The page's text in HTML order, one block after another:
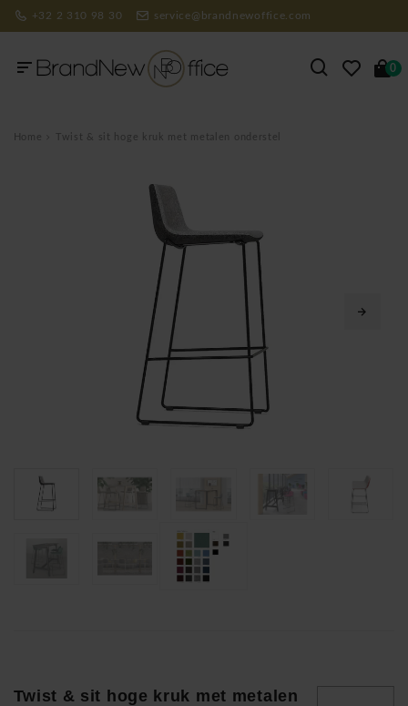
+32 2 310 98 30 service@brandnewoffice.com
0
Home Twist & sit hoge kruk met metalen onderstel
Twist & sit hoge kruk met metalen